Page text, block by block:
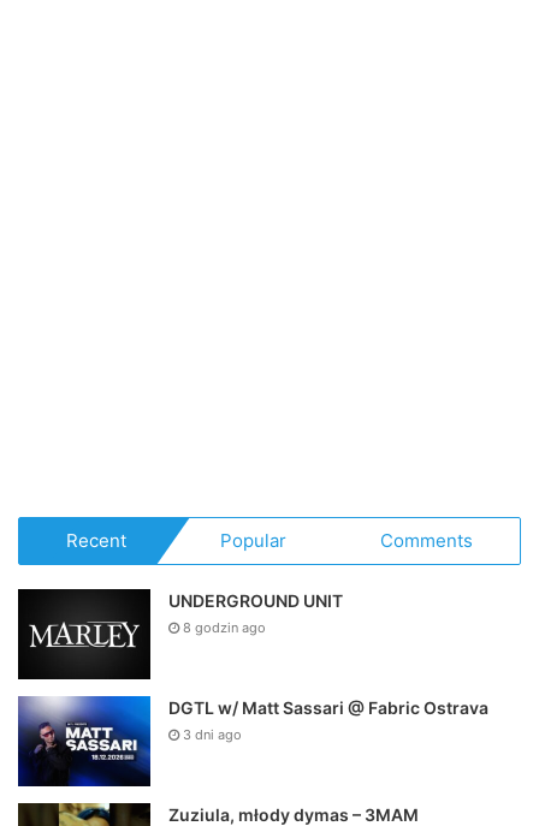
Recent Popular Comments
UNDERGROUND UNIT
8 godzin ago
DGTL w/ Matt Sassari @ Fabric Ostrava
3 dni ago
Zuziula, młody dymas – 3MAM